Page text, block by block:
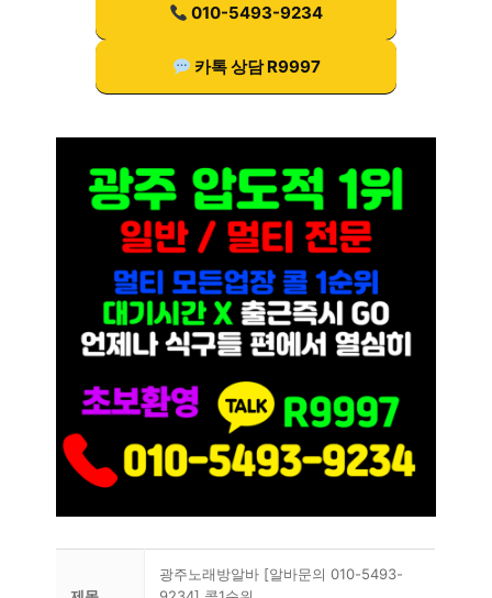
010-5493-9234
카톡 상담 R9997
광주노래방알바 [알바문의 010-5493-